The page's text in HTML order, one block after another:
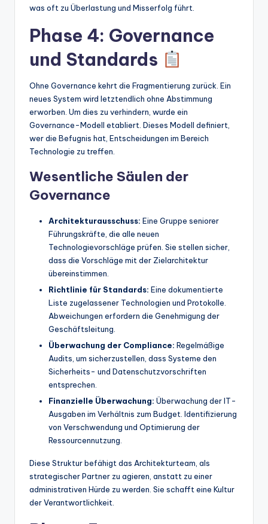
was oft zu Überlastung und Misserfolg führt.
Phase 4: Governance
und Standards
Ohne Governance kehrt die Fragmentierung zurück. Ein
neues System wird letztendlich ohne Abstimmung
erworben. Um dies zu verhindern, wurde ein
Governance-Modell etabliert. Dieses Modell definiert,
wer die Befugnis hat, Entscheidungen im Bereich
Technologie zu treffen.
Wesentliche Säulen der
Governance
Architekturausschuss: Eine Gruppe seniorer
Führungskräfte, die alle neuen
Technologievorschläge prüfen. Sie stellen sicher,
dass die Vorschläge mit der Zielarchitektur
übereinstimmen.
Richtlinie für Standards: Eine dokumentierte
Liste zugelassener Technologien und Protokolle.
Abweichungen erfordern die Genehmigung der
Geschäftsleitung.
Überwachung der Compliance: Regelmäßige
Audits, um sicherzustellen, dass Systeme den
Sicherheits- und Datenschutzvorschriften
entsprechen.
Finanzielle Überwachung: Überwachung der IT-
Ausgaben im Verhältnis zum Budget. Identifizierung
von Verschwendung und Optimierung der
Ressourcennutzung.
Diese Struktur befähigt das Architekturteam, als
strategischer Partner zu agieren, anstatt zu einer
administrativen Hürde zu werden. Sie schafft eine Kultur
der Verantwortlichkeit.